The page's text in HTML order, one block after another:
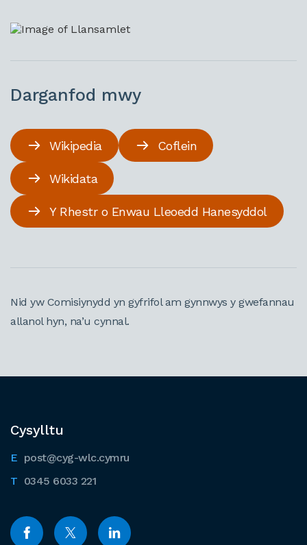
Darganfod mwy
Wikipedia Coflein
Wikidata
Y Rhestr o Enwau Lleoedd Hanesyddol
Nid yw Comisiynydd yn gyfrifol am gynnwys y gwefannau
allanol hyn, na’u cynnal.
Cysylltu
post@cyg-wlc.cymru
0345 6033 221